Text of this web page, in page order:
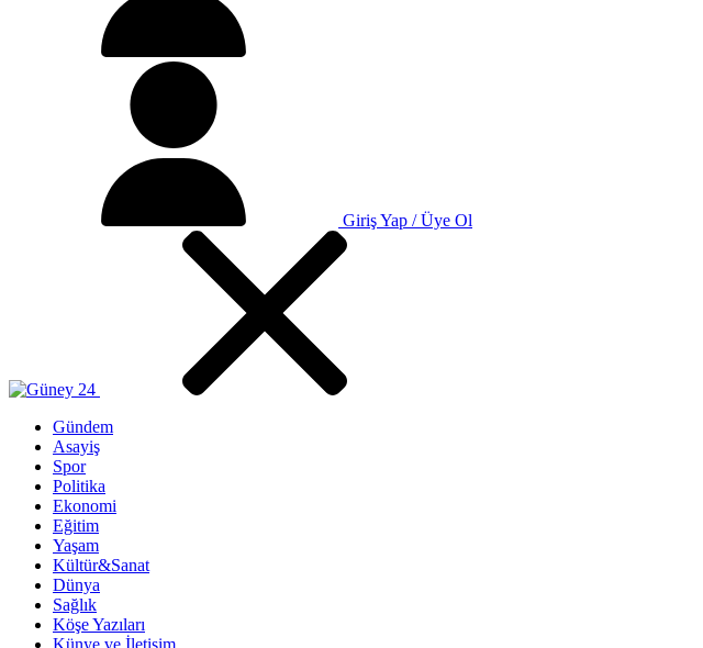
Giriş Yap / Üye Ol
Gündem
Asayiş
Spor
Politika
Ekonomi
Eğitim
Yaşam
Kültür&Sanat
Dünya
Sağlık
Köşe Yazıları
Künye ve İletişim